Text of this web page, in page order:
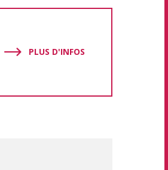
PLUS D'INFOS